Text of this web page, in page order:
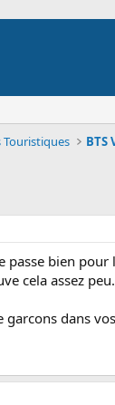
Touristiques BTS
passe bien pour
cela assez peu.
garcons dans